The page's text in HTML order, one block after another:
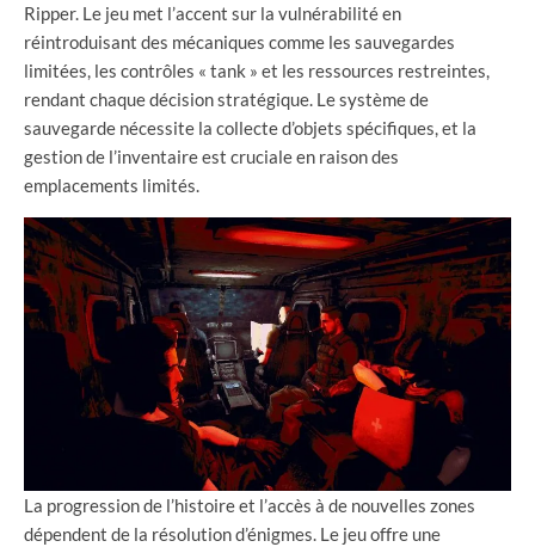
Ripper. Le jeu met l’accent sur la vulnérabilité en
réintroduisant des mécaniques comme les sauvegardes
limitées, les contrôles « tank » et les ressources restreintes,
rendant chaque décision stratégique. Le système de
sauvegarde nécessite la collecte d’objets spécifiques, et la
gestion de l’inventaire est cruciale en raison des
emplacements limités.
La progression de l’histoire et l’accès à de nouvelles zones
dépendent de la résolution d’énigmes. Le jeu offre une